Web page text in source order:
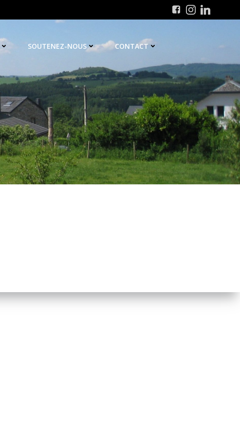
SOUTENEZ-NOUS CONTACT